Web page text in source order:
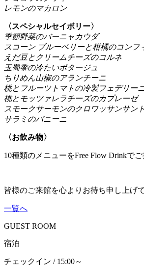
レモンのマカロン
〈スペシャルセイボリー〉
季節野菜のバーニャカウダ
スコーン ブルーベリーと柑橘のコンフ
えだ豆とクリームチーズのコルネ
玉蜀黍の冷たいポタージュ
ちりめん山椒のアランチーニ
桃とフルーツトマトの冷製フェデリー
桃とモッツァレラチーズのカプレーゼ
スモークサーモンのクロワッサンサン
サラミのパニーニ
〈お飲み物〉
10種類のメニューをFree Flow Drinkでご
皆様のご来館を心よりお待ち申し上げ
一覧へ
GUEST ROOM
宿泊
チェックイン / 15:00～